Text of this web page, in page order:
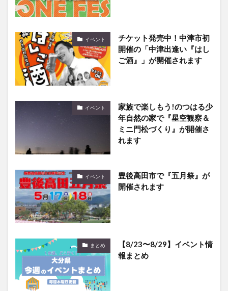
イベント
チケット発売中！中津市初
開催の「中津出逢い『はし
ご酒』」が開催されます
イベント
家族で楽しもう!のつはる少
年自然の家で『星空観察＆
ミニ門松づくり』が開催さ
れます
イベント
豊後高田市で『五月祭』が
開催されます
まとめ
【8/23〜8/29】イベント情
報まとめ